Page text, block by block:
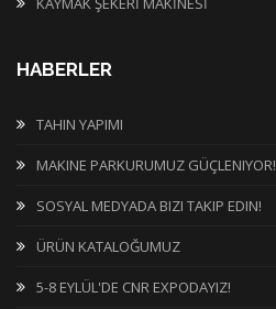
HABERLER
TAHIN YAPIMI
MAKINE PARKURUMUZ GÜÇLENIYOR!
SOSYAL MEDYADA BIZI TAKIP EDIN!
ÜRÜN KATALOĞUMUZ
5-8 EYLÜL'DE CNR EXPODAYIZ!